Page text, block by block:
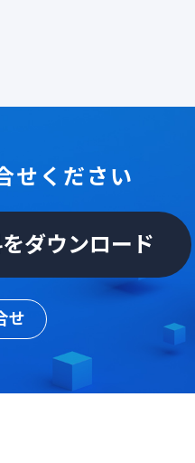
せください
ダウンロード
せ